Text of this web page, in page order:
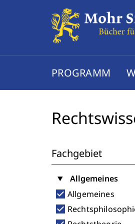
PROGRAMM
Fachgebiet
Allgemeines
check_box Allgemeines
check_box